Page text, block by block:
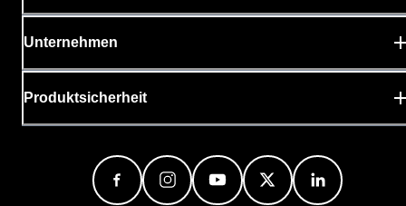
Unternehmen
Produktsicherheit